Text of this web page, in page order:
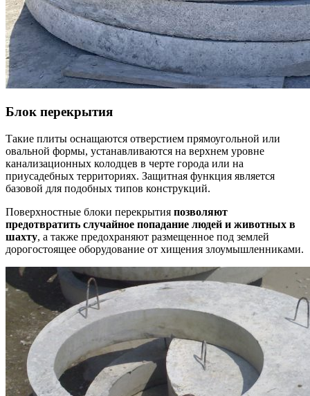
Блок перекрытия
Такие плиты оснащаются отверстием прямоугольной или
овальной формы, устанавливаются на верхнем уровне
канализационных колодцев в черте города или на
приусадебных территориях. Защитная функция является
базовой для подобных типов конструкций.
Поверхностные блоки перекрытия позволяют
предотвратить случайное попадание людей и животных в
шахту, а также предохраняют размещенное под землей
дорогостоящее оборудование от хищения злоумышленниками.